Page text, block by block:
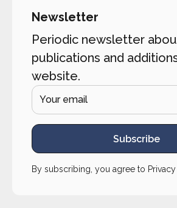
Newsletter
Periodic newsletter
publications and
website.
Subscribe
By subscribing, you agree to